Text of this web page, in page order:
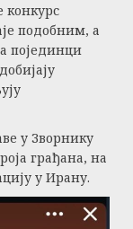
конкурс
подобним, а
појединци
у Зворнику
грађана, на
у Ирану.